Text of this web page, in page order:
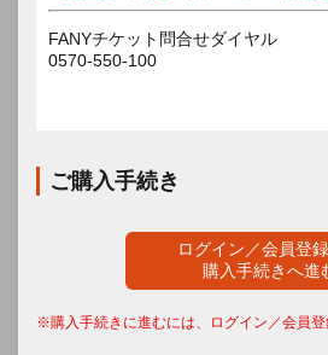
FANYチケット問合せダイヤル
0570-550-100
ご購入手続き
ログイン／会員登
購入手続きへ進
※購入手続きに進むには、ログイン／会員登